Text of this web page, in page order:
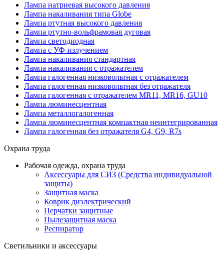
Лампа натриевая высокого давления
Лампа накаливания типа Globe
Лампа ртутная высокого давления
Лампа ртутно-вольфрамовая дуговая
Лампа светодиодная
Лампа с УФ-излучением
Лампа накаливания стандартная
Лампа накаливания с отражателем
Лампа галогенная низковольтная с отражателем
Лампа галогенная низковольтная без отражателя
Лампа галогенная с отражателем MR11, MR16, GU10
Лампа люминесцентная
Лампа металлогалогенная
Лампа люминесцентная компактная неинтегрированная
Лампа галогенная без отражателя G4, G9, R7s
Охрана труда
Рабочая одежда, охрана труда
Аксессуары для СИЗ (Средства индивидуальной
защиты)
Защитная маска
Коврик диэлектрический
Перчатки защитные
Пылезащитная маска
Респиратор
Светильники и аксессуары